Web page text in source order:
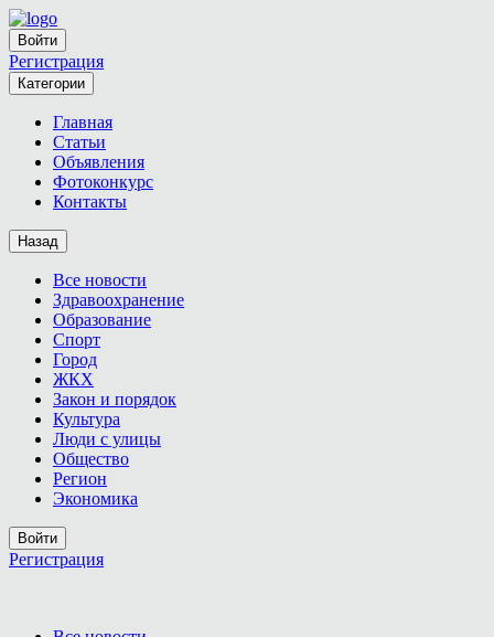
Войти
Регистрация
Категории
Главная
Статьи
Объявления
Фотоконкурс
Контакты
Назад
Все новости
Здравоохранение
Образование
Спорт
Город
ЖКХ
Закон и порядок
Культура
Люди с улицы
Общество
Регион
Экономика
Войти
Регистрация